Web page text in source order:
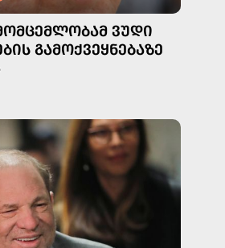
ᲕᲣᲓᲘ
ᲒᲐᲛᲝᲥᲕᲔᲧᲜᲔᲑᲐᲖᲔ